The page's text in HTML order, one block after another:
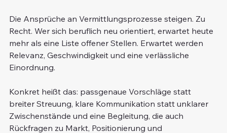
Die Ansprüche an Vermittlungsprozesse steigen. Zu
Recht. Wer sich beruflich neu orientiert, erwartet heute
mehr als eine Liste offener Stellen. Erwartet werden
Relevanz, Geschwindigkeit und eine verlässliche
Einordnung.
Konkret heißt das: passgenaue Vorschläge statt
breiter Streuung, klare Kommunikation statt unklarer
Zwischenstände und eine Begleitung, die auch
Rückfragen zu Markt, Positionierung und